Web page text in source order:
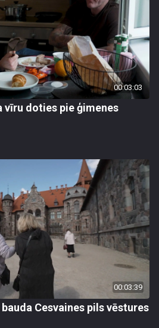
00:03:03
vīru doties pie ģimenes
00:03:39
Cesvaines pils vēstures